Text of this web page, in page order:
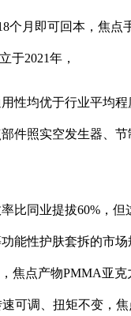
月即可回本，焦点
于2021年，
均优于行业平均程
件照实空发生器、
同业提拔60%，但
性护肤套拆的市
焦点产物PMMA亚
可调、扭矩不变，